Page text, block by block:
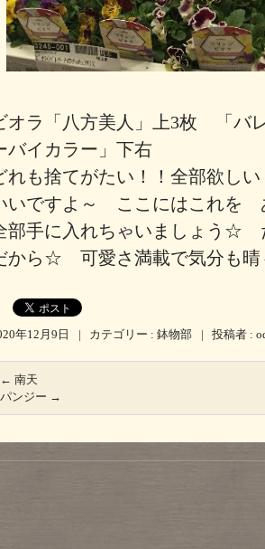
オラ「八方美人」上3枚 「バ
バイカラー」下右
れも捨てがたい！！全部欲し
いですよ～ ここにはこれを
部手に入れちゃいましょう☆
から☆ 可愛さ満載で気分も晴
年12月9日 | カテゴリー : 鉢物部 | 投稿者 :
← 南天
パンジー →